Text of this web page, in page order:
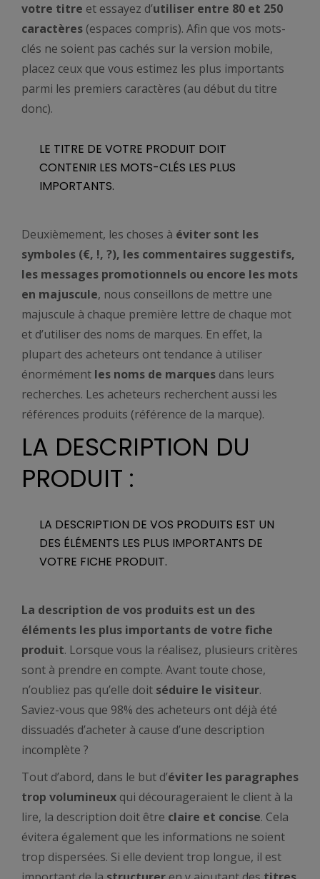
votre titre et essayez d’utiliser entre 80 et 250
caractères (espaces compris). Afin que vos mots-
clés ne soient pas cachés sur la version mobile,
placez ceux que vous estimez les plus importants
parmi les premiers caractères (au début du titre
donc).
LE TITRE DE VOTRE PRODUIT DOIT
CONTENIR LES MOTS-CLÉS LES PLUS
IMPORTANTS.
Deuxièmement, les choses à éviter sont les
symboles (€, !, ?), les commentaires suggestifs,
les messages promotionnels ou encore les mots
en majuscule, nous conseillons de mettre une
majuscule à chaque première lettre de chaque mot
et d’utiliser des noms de marques. En effet, la
plupart des acheteurs ont tendance à utiliser
énormément les noms de marques dans leurs
recherches. Les acheteurs recherchent aussi les
références produits (référence de la marque).
LA DESCRIPTION DU
PRODUIT :
LA DESCRIPTION DE VOS PRODUITS EST UN
DES ÉLÉMENTS LES PLUS IMPORTANTS DE
VOTRE FICHE PRODUIT.
La description de vos produits est un des
éléments les plus importants de votre fiche
produit. Lorsque vous la réalisez, plusieurs critères
sont à prendre en compte. Avant toute chose,
n’oubliez pas qu’elle doit séduire le visiteur.
Saviez-vous que 98% des acheteurs ont déjà été
dissuadés d’acheter à cause d’une description
incomplète ?
Tout d’abord, dans le but d’éviter les paragraphes
trop volumineux qui décourageraient le client à la
lire, la description doit être claire et concise. Cela
évitera également que les informations ne soient
trop dispersées. Si elle devient trop longue, il est